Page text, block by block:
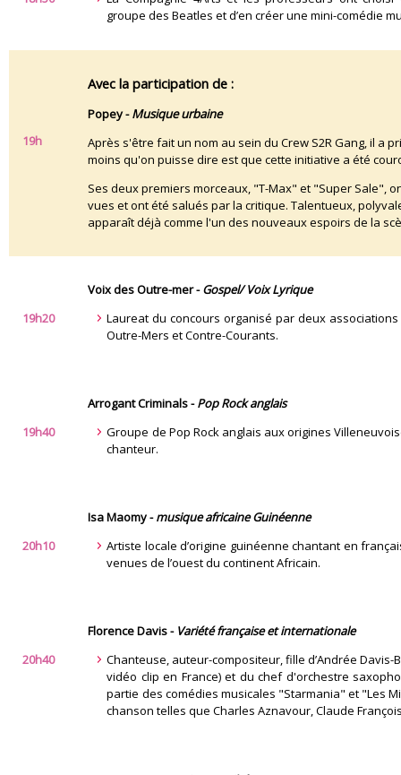
groupe des Beatles et d’en créer une mini-comédie
19h
Avec la participation de :
Popey -Musique urbaine
Après s'être fait un nom au sein du Crew S2R Gang, il a
moins qu'on puisse dire est que cette initiative a été
Ses deux premiers morceaux, "T-Max" et "Super Sale",
vues et ont été salués par la critique. Talentueux,
apparaît déjà comme l'un des nouveaux espoirs de la
19h20
Voix des Outre-mer -Gospel/ Voix Lyrique
Laureat du concours organisé par deux
Outre-Mers et Contre-Courants.
19h40
Arrogant Criminals -Pop Rock anglais
Groupe de Pop Rock anglais aux origines
chanteur.
20h10
Isa Maomy -musique africaine Guinéenne
Artiste locale d’origine guinéenne chantant en
venues de l’ouest du continent Africain.
20h40
Florence Davis - Variété française et internationale
Chanteuse, auteur-compositeur, fille d’Andrée Davis-
vidéo clip en France) et du chef d'orchestre
partie des comédies musicales "Starmania" et "Les
chanson telles que Charles Aznavour, Claude